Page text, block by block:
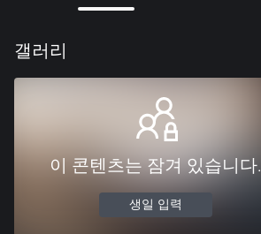
갤러리
이 콘텐츠는 잠겨 있습니다.
생일 입력